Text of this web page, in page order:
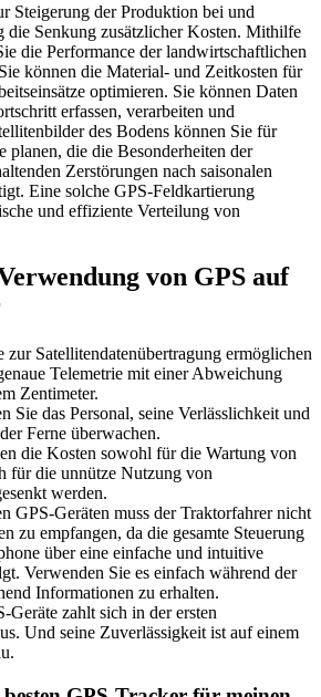
Steigerung der Produktion bei und
die Senkung zusätzlicher Kosten. Mithilfe
die Performance der landwirtschaftlichen
können die Material- und Zeitkosten für
optimieren. Sie können Daten
erfassen, verarbeiten und
des Bodens können Sie für
planen, die die Besonderheiten der
Zerstörungen nach saisonalen
Eine solche GPS-Feldkartierung
und effiziente Verteilung von
von GPS auf
zur Satellitendatenübertragung ermöglichen
Telemetrie mit einer Abweichung
Zentimeter.
Sie das Personal, seine Verlässlichkeit und
Ferne überwachen.
die Kosten sowohl für die Wartung von
für die unnütze Nutzung von
werden.
GPS-Geräten muss der Traktorfahrer nicht
zu empfangen, da die gesamte Steuerung
über eine einfache und intuitive
Verwenden Sie es einfach während der
Informationen zu erhalten.
Geräte zahlt sich in der ersten
Und seine Zuverlässigkeit ist auf einem